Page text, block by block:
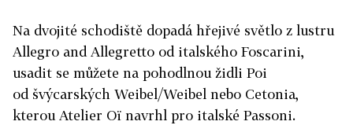
Na dvojité schodiště dopadá hřejivé světlo z lustru
Allegro and Allegretto od italského Foscarini,
usadit se můžete na pohodlnou židli Poi
od švýcarských Weibel/Weibel nebo Cetonia,
kterou Atelier Oï navrhl pro italské Passoni.